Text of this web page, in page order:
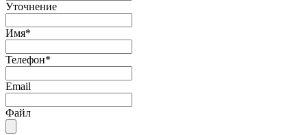
Уточнение
Имя*
Телефон*
Email
Файл